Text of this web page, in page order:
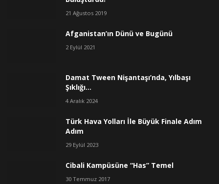
21 Ağustos 2019
Afganistan’ın Dünü ve Bugünü
2 Eylül 2021
Damat Tween Nişantaşı’nda, Yılbaşı
Şıklığı…
4 Aralık 2024
Türk Hava Yolları İle Büyük Finale Adım
Adım
29 Eylül 2023
Cibali Kampüsüne “Has” Temel
30 Temmuz 2017